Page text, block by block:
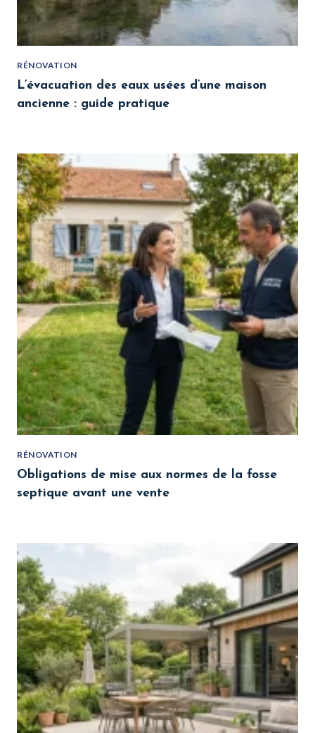
RÉNOVATION
L’évacuation des eaux usées d’une maison
ancienne : guide pratique
RÉNOVATION
Obligations de mise aux normes de la fosse
septique avant une vente